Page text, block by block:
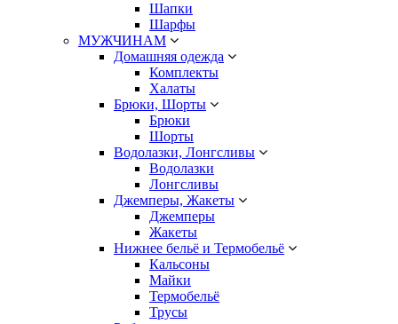
Шапки
Шарфы
МУЖЧИНАМ
Домашняя одежда
Комплекты
Халаты
Брюки, Шорты
Брюки
Шорты
Водолазки, Лонгсливы
Водолазки
Лонгсливы
Джемперы, Жакеты
Джемперы
Жакеты
Нижнее бельё и Термобельё
Кальсоны
Майки
Термобельё
Трусы